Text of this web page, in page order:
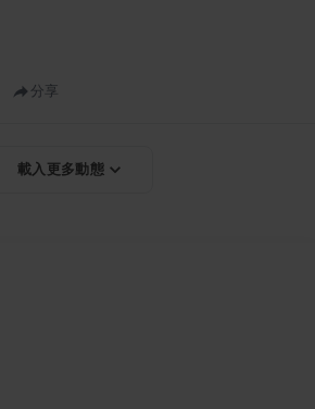
分享
載入更多動態